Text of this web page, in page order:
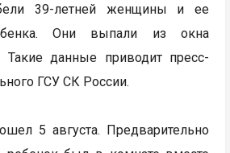
39-летней женщины и ее
Они выпали из окна
Такие данные приводит пресс-
ГСУ СК России.
5 августа. Предварительно